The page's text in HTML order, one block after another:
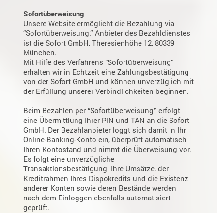
Sofortüberweisung
Unsere Website ermöglicht die Bezahlung via
“Sofortüberweisung.” Anbieter des Bezahldienstes
ist die Sofort GmbH, Theresienhöhe 12, 80339
München.
Mit Hilfe des Verfahrens “Sofortüberweisung”
erhalten wir in Echtzeit eine Zahlungsbestätigung
von der Sofort GmbH und können unverzüglich mit
der Erfüllung unserer Verbindlichkeiten beginnen.
Beim Bezahlen per “Sofortüberweisung” erfolgt
eine Übermittlung Ihrer PIN und TAN an die Sofort
GmbH. Der Bezahlanbieter loggt sich damit in Ihr
Online-Banking-Konto ein, überprüft automatisch
Ihren Kontostand und nimmt die Überweisung vor.
Es folgt eine unverzügliche
Transaktionsbestätigung. Ihre Umsätze, der
Kreditrahmen Ihres Dispokredits und die Existenz
anderer Konten sowie deren Bestände werden
nach dem Einloggen ebenfalls automatisiert
geprüft.